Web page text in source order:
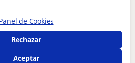
Panel de Cookies
Rechazar
Aceptar